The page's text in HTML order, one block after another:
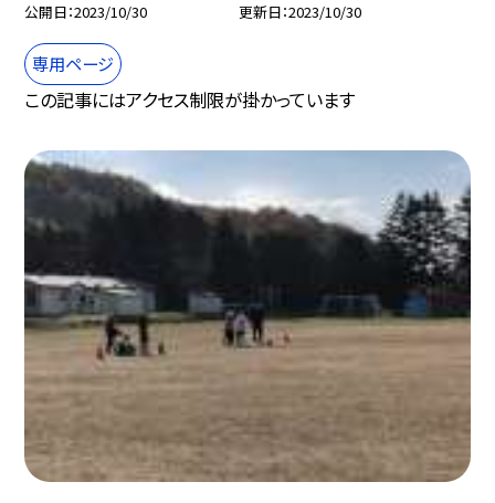
公開日 2023/10/30 更新日 2023/10/30
専用ページ
この記事にはアクセス制限が掛かっています